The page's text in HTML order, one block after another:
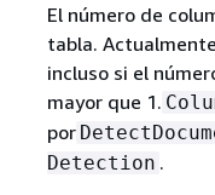
El número de
tabla.
incluso si el
mayor que 1.
por
Detection .